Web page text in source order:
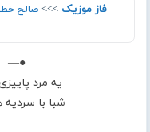
فاز موزیک >>>صالح
یه مرد
شبا با